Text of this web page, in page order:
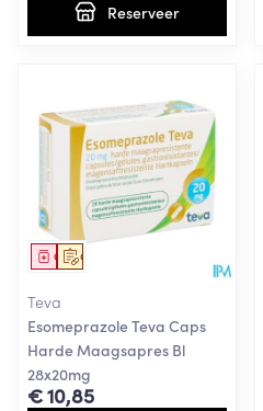
Reserveer
Op voorschrift
Geneesmiddel
Teva
Esomeprazole Teva Caps
Harde Maagsapres Bl
28x20mg
€ 10,85